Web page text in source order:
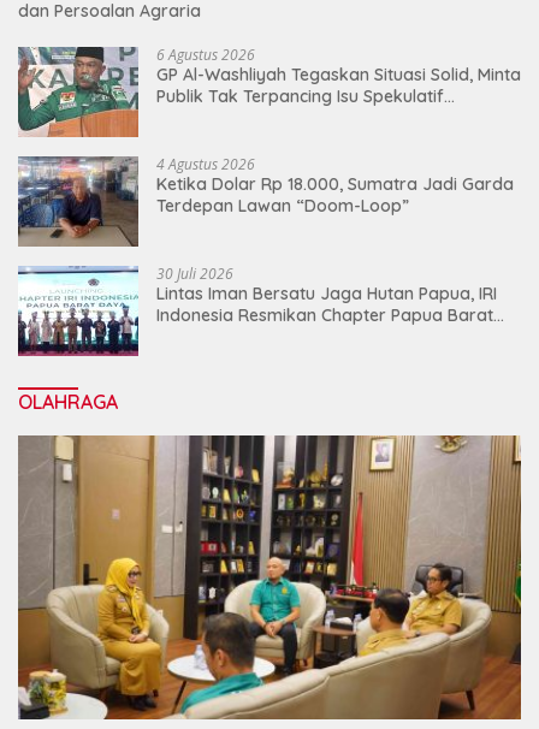
dan Persoalan Agraria
6 Agustus 2026
GP Al-Washliyah Tegaskan Situasi Solid, Minta
Publik Tak Terpancing Isu Spekulatif
4 Agustus 2026
Ketika Dolar Rp 18.000, Sumatra Jadi Garda
Terdepan Lawan “Doom-Loop”
30 Juli 2026
Lintas Iman Bersatu Jaga Hutan Papua, IRI
Indonesia Resmikan Chapter Papua Barat
OLAHRAGA